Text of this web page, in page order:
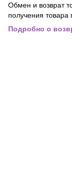
Обмен и возврат
получения товара
Подробно о